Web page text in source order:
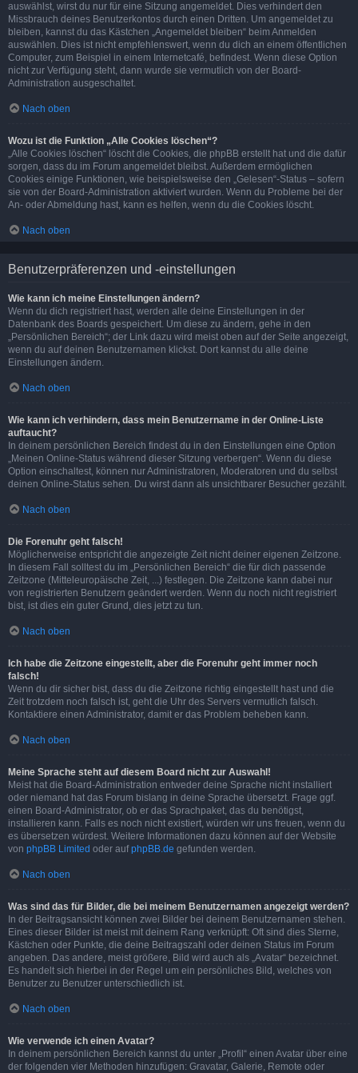
auswählst, wirst du nur für eine Sitzung angemeldet. Dies verhindert den
Missbrauch deines Benutzerkontos durch einen Dritten. Um angemeldet zu
bleiben, kannst du das Kästchen „Angemeldet bleiben“ beim Anmelden
auswählen. Dies ist nicht empfehlenswert, wenn du dich an einem öffentlichen
Computer, zum Beispiel in einem Internetcafé, befindest. Wenn diese Option
nicht zur Verfügung steht, dann wurde sie vermutlich von der Board-
Administration ausgeschaltet.
Nach oben
Wozu ist die Funktion „Alle Cookies löschen“?
„Alle Cookies löschen“ löscht die Cookies, die phpBB erstellt hat und die dafür
sorgen, dass du im Forum angemeldet bleibst. Außerdem ermöglichen
Cookies einige Funktionen, wie beispielsweise den „Gelesen“-Status – sofern
sie von der Board-Administration aktiviert wurden. Wenn du Probleme bei der
An- oder Abmeldung hast, kann es helfen, wenn du die Cookies löscht.
Nach oben
Benutzerpräferenzen und -einstellungen
Wie kann ich meine Einstellungen ändern?
Wenn du dich registriert hast, werden alle deine Einstellungen in der
Datenbank des Boards gespeichert. Um diese zu ändern, gehe in den
„Persönlichen Bereich“; der Link dazu wird meist oben auf der Seite angezeigt,
wenn du auf deinen Benutzernamen klickst. Dort kannst du alle deine
Einstellungen ändern.
Nach oben
Wie kann ich verhindern, dass mein Benutzername in der Online-Liste
auftaucht?
In deinem persönlichen Bereich findest du in den Einstellungen eine Option
„Meinen Online-Status während dieser Sitzung verbergen“. Wenn du diese
Option einschaltest, können nur Administratoren, Moderatoren und du selbst
deinen Online-Status sehen. Du wirst dann als unsichtbarer Besucher gezählt.
Nach oben
Die Forenuhr geht falsch!
Möglicherweise entspricht die angezeigte Zeit nicht deiner eigenen Zeitzone.
In diesem Fall solltest du im „Persönlichen Bereich“ die für dich passende
Zeitzone (Mitteleuropäische Zeit, ...) festlegen. Die Zeitzone kann dabei nur
von registrierten Benutzern geändert werden. Wenn du noch nicht registriert
bist, ist dies ein guter Grund, dies jetzt zu tun.
Nach oben
Ich habe die Zeitzone eingestellt, aber die Forenuhr geht immer noch
falsch!
Wenn du dir sicher bist, dass du die Zeitzone richtig eingestellt hast und die
Zeit trotzdem noch falsch ist, geht die Uhr des Servers vermutlich falsch.
Kontaktiere einen Administrator, damit er das Problem beheben kann.
Nach oben
Meine Sprache steht auf diesem Board nicht zur Auswahl!
Meist hat die Board-Administration entweder deine Sprache nicht installiert
oder niemand hat das Forum bislang in deine Sprache übersetzt. Frage ggf.
einen Board-Administrator, ob er das Sprachpaket, das du benötigst,
installieren kann. Falls es noch nicht existiert, würden wir uns freuen, wenn du
es übersetzen würdest. Weitere Informationen dazu können auf der Website
von phpBB Limited oder aufphpBB.de gefunden werden.
Nach oben
Was sind das für Bilder, die bei meinem Benutzernamen angezeigt werden?
In der Beitragsansicht können zwei Bilder bei deinem Benutzernamen stehen.
Eines dieser Bilder ist meist mit deinem Rang verknüpft: Oft sind dies Sterne,
Kästchen oder Punkte, die deine Beitragszahl oder deinen Status im Forum
angeben. Das andere, meist größere, Bild wird auch als „Avatar“ bezeichnet.
Es handelt sich hierbei in der Regel um ein persönliches Bild, welches von
Benutzer zu Benutzer unterschiedlich ist.
Nach oben
Wie verwende ich einen Avatar?
In deinem persönlichen Bereich kannst du unter „Profil“ einen Avatar über eine
der folgenden vier Methoden hinzufügen: Gravatar, Galerie, Remote oder